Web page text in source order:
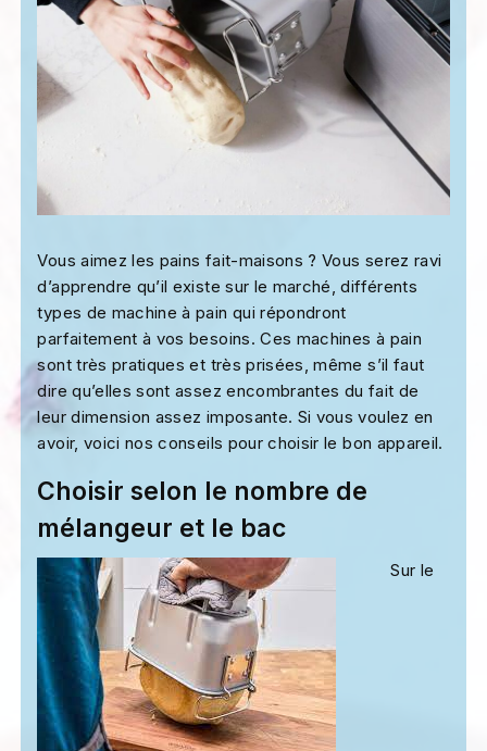
Vous aimez les pains fait-maisons ? Vous serez ravi
d’apprendre qu’il existe sur le marché, différents
types de machine à pain qui répondront
parfaitement à vos besoins. Ces machines à pain
sont très pratiques et très prisées, même s’il faut
dire qu’elles sont assez encombrantes du fait de
leur dimension assez imposante. Si vous voulez en
avoir, voici nos conseils pour choisir le bon appareil.
Choisir selon le nombre de
mélangeur et le bac
Sur le